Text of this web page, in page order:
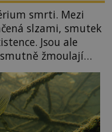
smrti. Mezi
slzami, smutek
Jsou ale
žmoulají
obřadu, ale při
Unikátní
najdeme
hranic […]